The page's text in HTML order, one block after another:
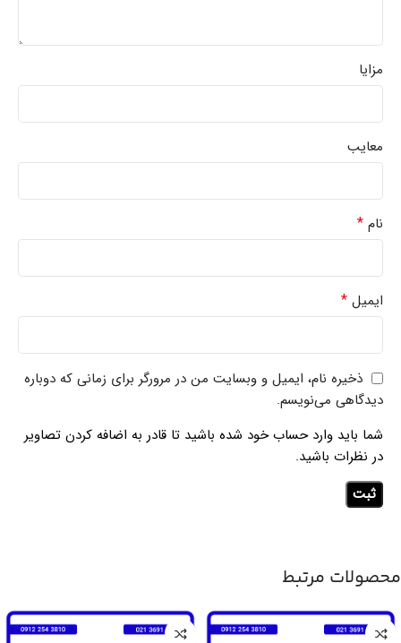
مزایا
معایب
نام *
ایمیل *
ذخیره نام، ایمیل و وبسایت من در مرورگر برای زمانی که دوباره
دیدگاهی می‌نویسم.
شما باید وارد حساب خود شده باشید تا قادر به اضافه کردن تصاویر
در نظرات باشید.
محصولات مرتبط